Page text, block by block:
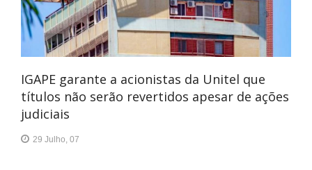
IGAPE garante a acionistas da Unitel que
títulos não serão revertidos apesar de ações
judiciais
29 Julho, 07